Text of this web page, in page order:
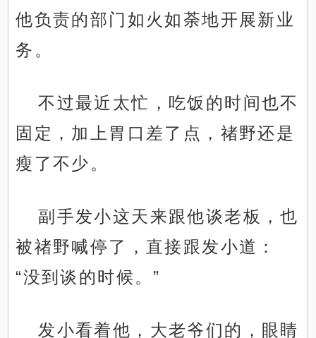
他负责的部门如火如荼地开展新业
务。
不过最近太忙，吃饭的时间也不
固定，加上胃口差了点，禇野还是
瘦了不少。
副手发小这天来跟他谈老板，也
被禇野喊停了，直接跟发小道：
“没到谈的时候。”
发小看着他，大老爷们的，眼睛